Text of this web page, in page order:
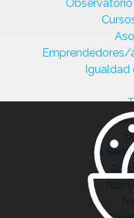
Emprendedores/
Igualdad
La